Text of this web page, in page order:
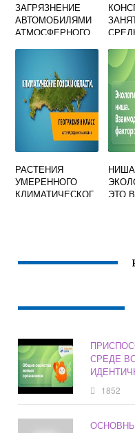
ЗАГРЯЗНЕНИЕ
АВТОМОБИЛЯМИ
АТМОСФЕРНОГО
ПРОБЛЕМЫ
ТАБЛИЦА
РАСТЕНИЯ
УМЕРЕННОГО
КЛИМАТИЧЕСКОГ
НИША
ЭТО
СРЕДЕ
1852